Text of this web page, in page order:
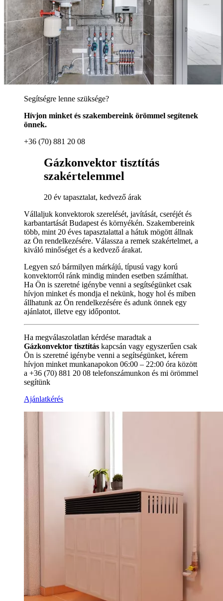
Segítségre lenne szüksége?
Hívjon minket és szakembereink örömmel segítenek
önnek.
+36 (70) 881 20 08
Gázkonvektor tisztítás
szakértelemmel
20 év tapasztalat, kedvező árak
Vállaljuk konvektorok szerelését, javítását, cseréjét és
karbantartását Budapest és környékén. Szakembereink
több, mint 20 éves tapasztalattal a hátuk mögött állnak
az Ön rendelkezésére. Válassza a remek szakértelmet, a
kiváló minőséget és a kedvező árakat.
Legyen szó bármilyen márkájú, típusú vagy korú
konvektorról ránk mindig minden esetben számíthat.
Ha Ön is szeretné igénybe venni a segítségünket csak
hívjon minket és mondja el nekünk, hogy hol és miben
állhatunk az Ön rendelkezésére és adunk önnek egy
ajánlatot, illetve egy időpontot.
Ha megválaszolatlan kérdése maradtak a
Gázkonvektor tisztítás kapcsán vagy egyszerűen csak
Ön is szeretné igénybe venni a segítségünket, kérem
hívjon minket munkanapokon 06:00 – 22:00 óra között
a +36 (70) 881 20 08 telefonszámunkon és mi örömmel
segítünk
Ajánlatkérés